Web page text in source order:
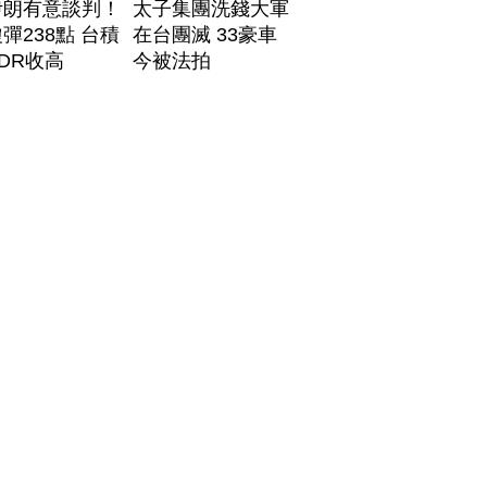
有意談判！
238點 台積
收高
太子集團洗錢大軍
在台團滅 33豪車
今被法拍